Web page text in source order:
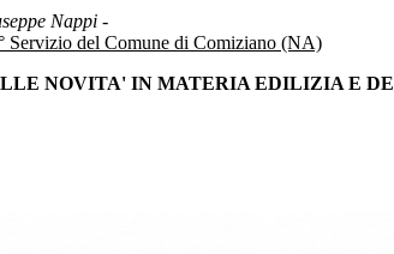
Nappi -
Servizio del Comune di Comiziano (NA)
NOVITA' IN MATERIA EDILIZIA E